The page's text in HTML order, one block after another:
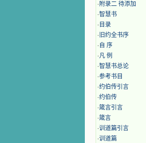
· 附录二 待添加
·智慧书
· 目录
· 旧约全书序
· 自 序
·凡 例
·智慧书总论
·参考书目
·约伯传引言
·约伯传
·箴言引言
·箴言
·训道篇引言
·训道篇